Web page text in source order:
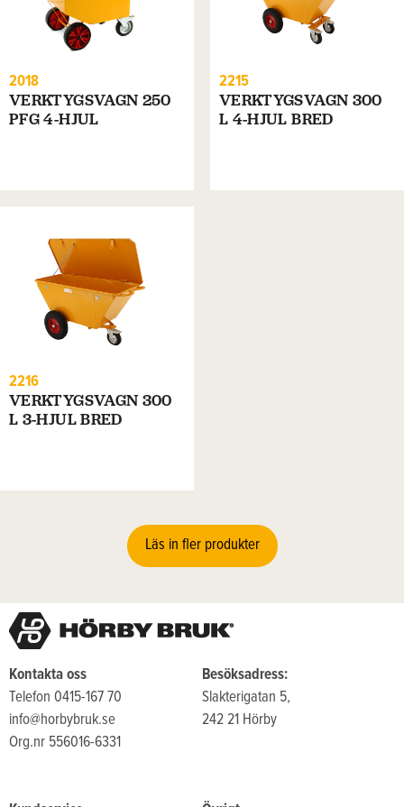
2018
VERKTYGSVAGN 250
PFG 4-HJUL
2215
VERKTYGSVAGN 300
L 4-HJUL BRED
2216
VERKTYGSVAGN 300
L 3-HJUL BRED
Läs in fler produkter
Kontakta oss
Telefon 0415-167 70
info@horbybruk.se
Org.nr 556016-6331
Besöksadress:
Slakterigatan 5,
242 21 Hörby